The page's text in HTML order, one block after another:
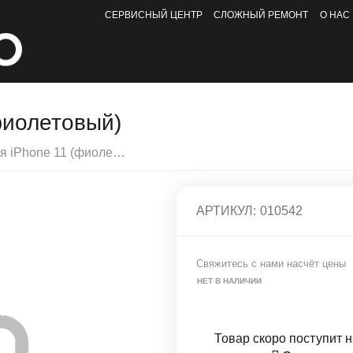
СЕРВИСНЫЙ ЦЕНТР СЛОЖНЫЙ РЕМОНТ О НАС
Задняя крышка для iPhone 11 (фиолетовый)
АРТИКУЛ: 010542
Свяжитесь с нами насчёт цены
НЕТ В НАЛИЧИИ
Товар скоро поступит